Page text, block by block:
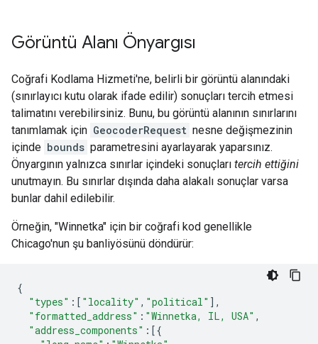
Görüntü Alanı Önyargısı
Coğrafi Kodlama Hizmeti'ne, belirli bir görüntü alanındaki
(sınırlayıcı kutu olarak ifade edilir) sonuçları tercih etmesi
talimatını verebilirsiniz. Bunu, bu görüntü alanının sınırlarını
tanımlamak için GeocoderRequest nesne değişmezinin
içinde bounds parametresini ayarlayarak yaparsınız.
Önyargının yalnızca sınırlar içindeki sonuçları tercih ettiğini
unutmayın. Bu sınırlar dışında daha alakalı sonuçlar varsa
bunlar dahil edilebilir.
Örneğin, "Winnetka" için bir coğrafi kod genellikle
Chicago'nun şu banliyösünü döndürür:
{
"types" : [ "locality" , "political" ],
"formatted_address" : "Winnetka, IL, USA" ,
"address_components" : [{